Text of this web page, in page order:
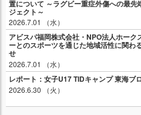
置について ～ラグビー重症外傷への最先
ジェクト～
2026.7.01 （水）
アビスパ福岡株式会社・NPO法人ホーク
ーとのスポーツを通じた地域活性に関わ
せ
2026.7.01 （水）
レポート：女子U17 TIDキャンプ 東海ブ
2026.6.30 （火）